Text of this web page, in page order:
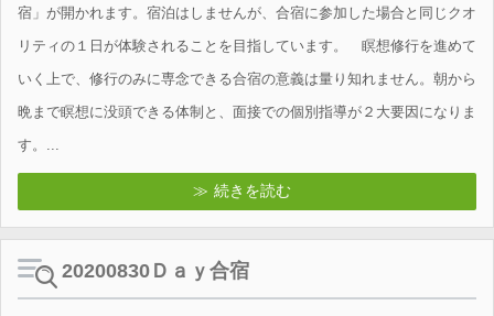
宿」が開かれます。宿泊はしませんが、合宿に参加した場合と同じクオ
リティの１日が体験されることを目指しています。 瞑想修行を進めて
いく上で、修行のみに専念できる合宿の意義は量り知れません。朝から
晩まで瞑想に没頭できる体制と、面接での個別指導が２大要因になりま
す。...
続きを読む
20200830Ｄａｙ合宿